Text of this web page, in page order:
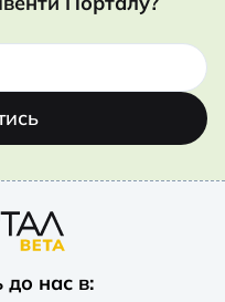
до нас в: